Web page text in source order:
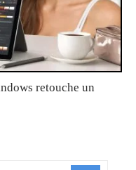
retouche un